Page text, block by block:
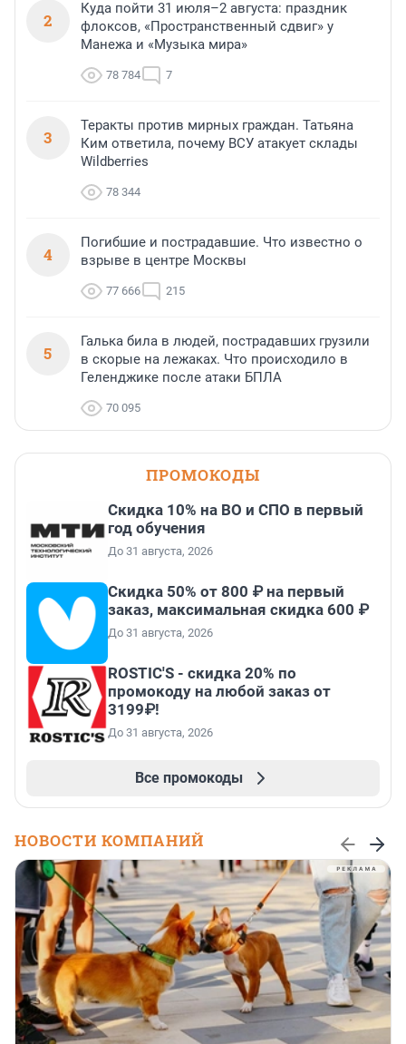
2
Куда пойти 31 июля–2 августа: праздник
флоксов, «Пространственный сдвиг» у
Манежа и «Музыка мира»
78 784 7
3
Теракты против мирных граждан. Татьяна
Ким ответила, почему ВСУ атакует склады
Wildberries
78 344
4
Погибшие и пострадавшие. Что известно о
взрыве в центре Москвы
77 666 215
5
Галька била в людей, пострадавших грузили
в скорые на лежаках. Что происходило в
Геленджике после атаки БПЛА
70 095
ПРОМОКОДЫ
Скидка 10% на ВО и СПО в первый
год обучения
До 31 августа, 2026
Скидка 50% от 800 ₽ на первый
заказ, максимальная скидка 600 ₽
До 31 августа, 2026
ROSTIC'S - скидка 20% по
промокоду на любой заказ от
3199₽!
До 31 августа, 2026
Все промокоды
НОВОСТИ КОМПАНИЙ